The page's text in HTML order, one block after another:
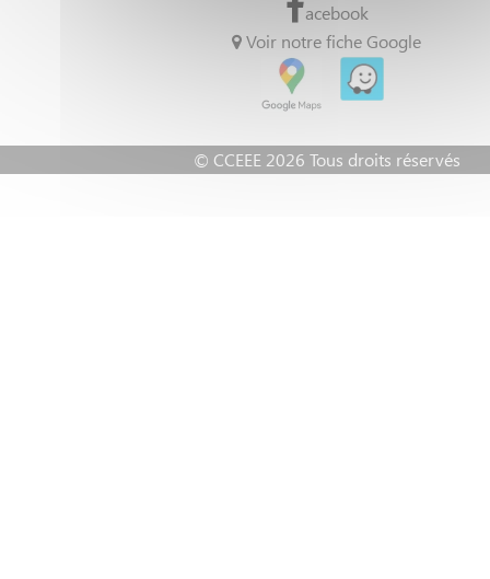
acebook
Voir notre fiche Google
© CCEEE 2026 Tous droits réservés